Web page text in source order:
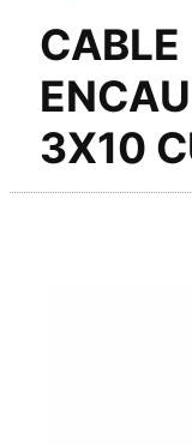
CABLE
3X10